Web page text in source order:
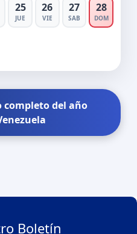
25
JUE
26
VIE
27
SAB
28
DOM
completo del año
Boletín